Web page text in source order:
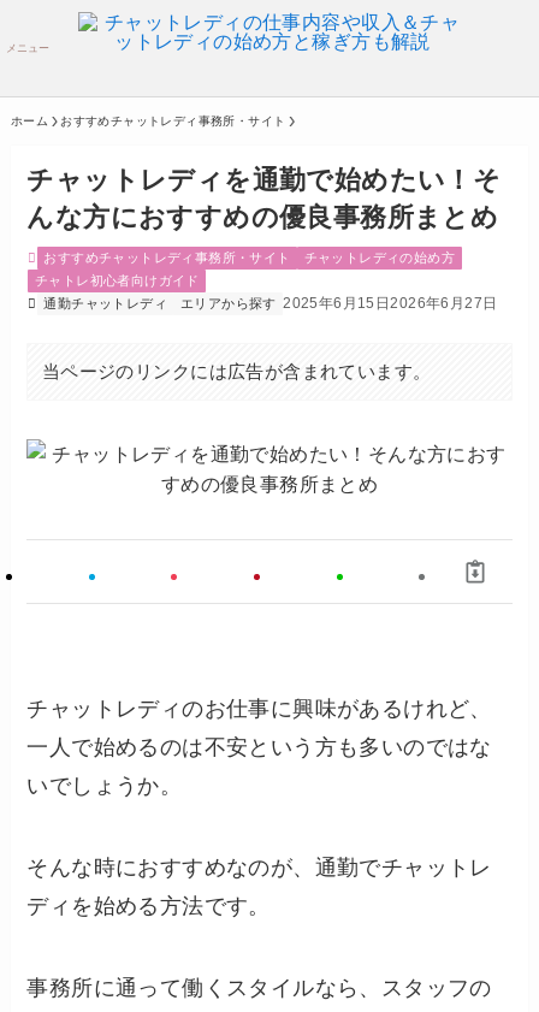
メニュー
ホーム おすすめチャットレディ事務所・サイト
チャットレディを通勤で始めたい！そ
んな方におすすめの優良事務所まとめ
おすすめチャットレディ事務所・サイト
チャットレディの始め方
チャトレ初心者向けガイド
通勤チャットレディ
エリアから探す 2025年6月15日2026年6月27日
当ページのリンクには広告が含まれています。
チャットレディのお仕事に興味があるけれど、
一人で始めるのは不安という方も多いのではな
いでしょうか。
そんな時におすすめなのが、通勤でチャットレ
ディを始める方法です。
事務所に通って働くスタイルなら、スタッフの